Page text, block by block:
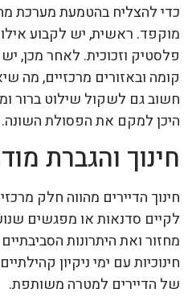
כדי להצליח בהטמעת מערכת
מוקפד. ראשית, יש לקבוע אילו
פלסטיק וזכוכית. לאחר מכן, יש
קומה ובאזורים מרכזיים, מה
חשוב גם לשקול שילוט ברור
היכן למקם את הפסולת השונה.
חינוך והגברת
חינוך הדיירים מהווה חלק
לקיים סדנאות או מפגשים
מחזור ואת היתרונות
חינוכיות עם ימי ניקיון
של הדיירים למטרה משותפת.